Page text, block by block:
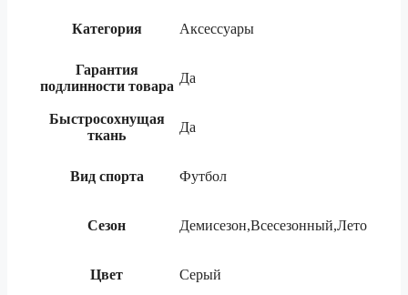
Категория Аксессуары
Гарантия
подлинности товара
Да
Быстросохнущая
ткань
Да
Вид спорта Футбол
Сезон Демисезон,Всесезонный,Лето
Цвет Серый